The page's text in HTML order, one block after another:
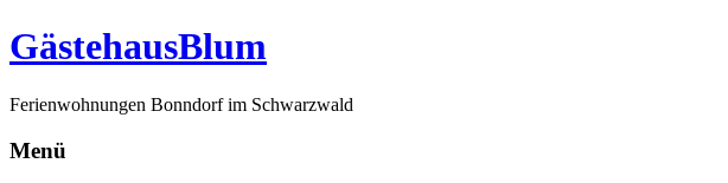
GästehausBlum
Ferienwohnungen Bonndorf im Schwarzwald
Menü